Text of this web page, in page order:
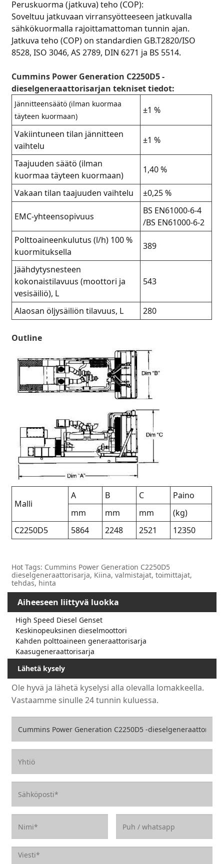
Peruskuorma (jatkuva) teho (COP):
Soveltuu jatkuvaan virransyötteeseen jatkuvalla
sähkökuormalla rajoittamattoman tunnin ajan.
Jatkuva teho (COP) on standardien GB.T2820/ISO
8528, ISO 3046, AS 2789, DIN 6271 ja BS 5514.
Cummins Power Generation C2250D5 -
dieselgeneraattorisarjan tekniset tiedot:
Jännitteensäätö (ilman kuormaa
täyteen kuormaan)
±1 %
Vakiintuneen tilan jännitteen
vaihtelu
±1 %
Taajuuden säätö (ilman
kuormaa täyteen kuormaan)
1,40 %
Vakaan tilan taajuuden vaihtelu ±0,25 %
EMC-yhteensopivuus
BS EN61000-6-4
/BS EN61000-6-2
Polttoaineenkulutus (l/h) 100 %
kuormituksella
389
Jäähdytysnesteen
kokonaistilavuus (moottori ja
vesisäiliö), L
543
Alaosan öljysäiliön tilavuus, L 280
Outline
Malli
A B C
Paino
mm
mm mm
(kg)
C2250D5
5864 2248 2521 12350
Hot Tags: Cummins Power Generation C2250D5
dieselgeneraattorisarja, Kiina, valmistajat, toimittajat,
tehdas, hinta
Aiheeseen liittyvä luokka
High Speed ​​Diesel Genset
Keskinopeuksinen dieselmoottori
Kahden polttoaineen generaattorisarja
Kaasugeneraattorisarja
Lähetä kysely
Ole hyvä ja lähetä kyselysi alla olevalla lomakkeella.
Vastaamme sinulle 24 tunnin kuluessa.